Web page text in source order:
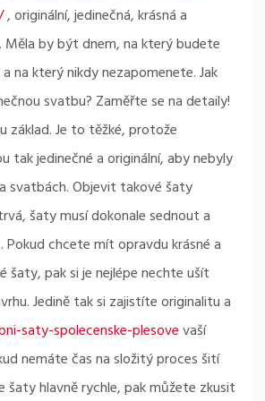
, originální, jedinečná, krásná a
Měla by být dnem, na který budete
na který nikdy nezapomenete. Jak
svatbu? Zaměřte se na detaily!
základ. Je to těžké, protože
tak jedinečné a originální, aby nebyly
svatbách. Objevit takové šaty
šaty musí dokonale sednout a
Pokud chcete mít opravdu krásné a
šaty, pak si je nejlépe nechte ušít
Jedině tak si zajistíte originalitu a
saty-spolecenske-plesovevaší
nemáte čas na složitý proces šití
hlavně rychle, pak můžete zkusit